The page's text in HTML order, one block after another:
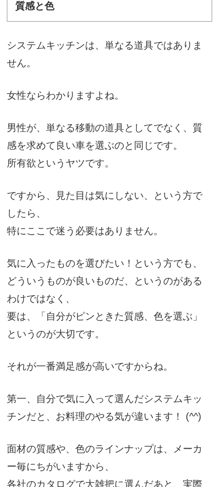
質感と色
システムキッチンは、単なる道具ではありま
せん。
女性ならわかりますよね。
男性が、単なる移動の道具としてでなく、質
感を求めて良い車を選ぶのと同じです。
所有欲というヤツです。
ですから、見た目は気にしない、という方で
したら、
特にここで迷う必要はありません。
気に入ったものを選びたい！という方でも、
どういうものが良いものだ、というのがある
わけではなく、
要は、「自分がピンときた質感、色を選ぶ」
というのが大切です。
それが一番満足感が高いですからね。
第一、自分で気に入って選んだシステムキッ
チンだと、お料理のやる気が違います！ (^^)
面材の質感や、色のラインナップは、メーカ
ー毎にちがいますから、
各社のカタログで大雑把に選んだあと、実際